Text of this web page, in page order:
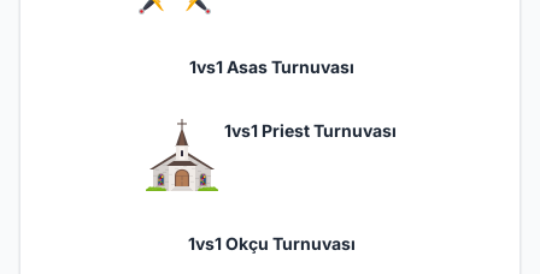
️ 1vs1 Asas Turnuvası
1vs1 Priest Turnuvası
1vs1 Okçu Turnuvası